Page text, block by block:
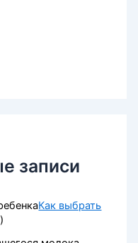
записи
Как выбрать